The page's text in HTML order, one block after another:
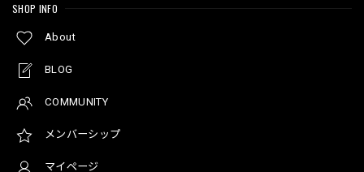
SHOP INFO
About
BLOG
COMMUNITY
メンバーシップ
マイページ